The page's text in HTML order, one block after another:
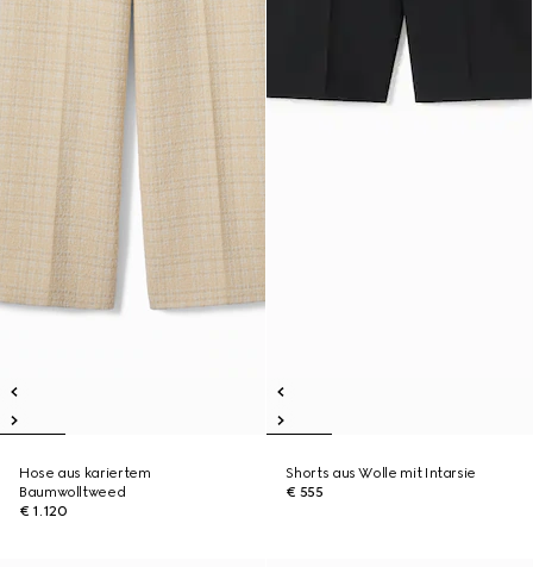
Hose aus kariertem
Baumwolltweed
€ 1.120
Shorts aus Wolle mit Intarsie
€ 555